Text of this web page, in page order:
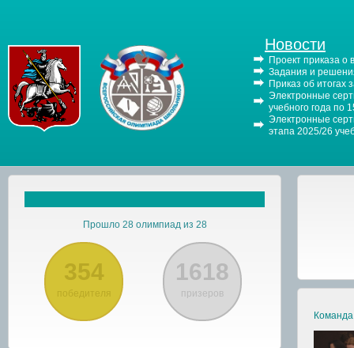
Новости
Проект приказа о
Задания и
Приказ об итогах
Электронные
учебного года по
Электронные
этапа 2025/26
Прошло 28 олимпиад из 28
354
победителя
1618
призеров